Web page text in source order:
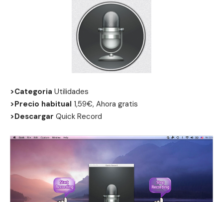
>Categoria Utilidades
>Precio habitual 1,59€, Ahora gratis
>Descargar Quick Record